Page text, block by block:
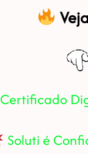
Certificado
Soluti é